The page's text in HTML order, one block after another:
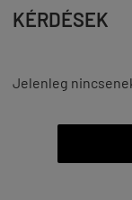
KÉRDÉSEK
Jelenleg